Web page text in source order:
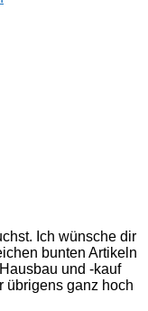
Ich wünsche dir
bunten Artikeln
und -kauf
übrigens ganz hoch